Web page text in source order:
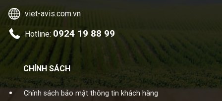
viet-avis.com.vn
Hotline: 0924 19 88 99
CHÍNH SÁCH
Chính sách bảo mật thông tin khách hàng